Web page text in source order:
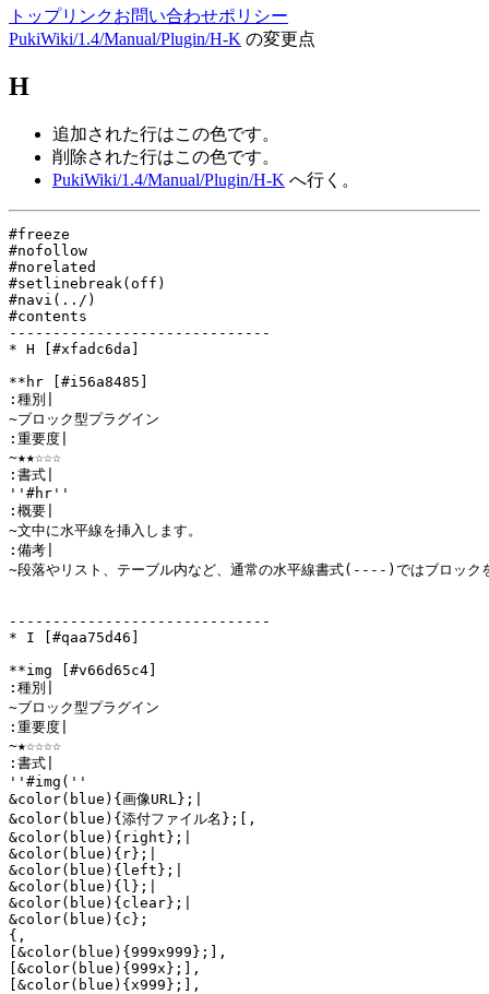
トップリンクお問い合わせポリシー
PukiWiki/1.4/Manual/Plugin/H-K の変更点
H
追加された行はこの色です。
削除された行はこの色です。
PukiWiki/1.4/Manual/Plugin/H-K へ行く。
#freeze
#nofollow
#norelated
#setlinebreak(off)
#navi(../)
#contents
------------------------------
* H [#xfadc6da]
**hr [#i56a8485]
:種別|
~ブロック型プラグイン
:重要度|
~★★☆☆☆
:書式|
''#hr''
:概要|
~文中に水平線を挿入します。
:備考|
~段落やリスト、テーブル内など、通常の水平線書式(----)ではブロック
------------------------------
* I [#qaa75d46]
**img [#v66d65c4]
:種別|
~ブロック型プラグイン
:重要度|
~★☆☆☆☆
:書式|
''#img(''
&color(blue){画像URL};|
&color(blue){添付ファイル名};[,
&color(blue){right};|
&color(blue){r};|
&color(blue){left};|
&color(blue){l};|
&color(blue){clear};|
&color(blue){c};
{,
[&color(blue){999x999};],
[&color(blue){999x};],
[&color(blue){x999};],